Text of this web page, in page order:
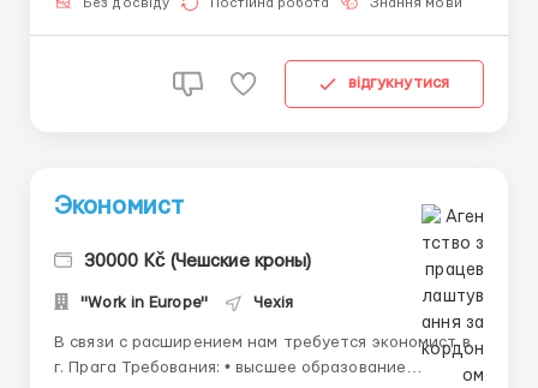
(рівень A2) Впевнене володіння офісними
Без досвіду Постійна робота Знання мови
відгукнутися
Экономист
30000 Kč (Чешские кроны)
"Work in Europe" Чехія
В связи с расширением нам требуется экономист в
г. Прага Требования: • высшее образование